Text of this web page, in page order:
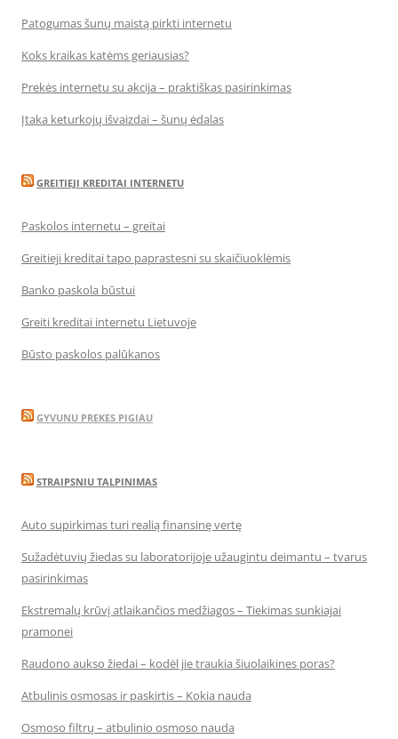
Patogumas šunų maistą pirkti internetu
Koks kraikas katėms geriausias?
Prekės internetu su akcija – praktiškas pasirinkimas
Įtaka keturkojų išvaizdai – šunų ėdalas
GREITIEJI KREDITAI INTERNETU
Paskolos internetu – greitai
Greitieji kreditai tapo paprastesni su skaičiuoklėmis
Banko paskola būstui
Greiti kreditai internetu Lietuvoje
Būsto paskolos palūkanos
GYVUNU PREKES PIGIAU
STRAIPSNIU TALPINIMAS
Auto supirkimas turi realią finansinę vertę
Sužadėtuvių žiedas su laboratorijoje užaugintu deimantu – tvarus
pasirinkimas
Ekstremalų krūvį atlaikančios medžiagos – Tiekimas sunkiajai
pramonei
Raudono aukso žiedai – kodėl jie traukia šiuolaikines poras?
Atbulinis osmosas ir paskirtis – Kokia nauda
Osmoso filtrų – atbulinio osmoso nauda